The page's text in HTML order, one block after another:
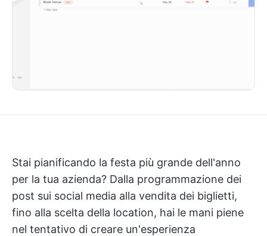
Stai pianificando la festa più grande dell'anno
per la tua azienda? Dalla programmazione dei
post sui social media alla vendita dei biglietti,
fino alla scelta della location, hai le mani piene
nel tentativo di creare un'esperienza